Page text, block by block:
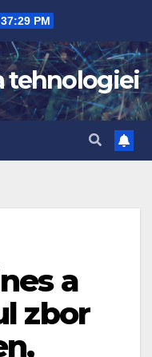
PM
tehnologiei
a
zbor